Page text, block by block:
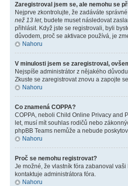
Zaregistroval jsem se, ale nemohu se
Nejprve zkontrolujte, že zadáváte
než 13 let, budete muset následovat
přihlásit. Když jste se registrovali, byli
důvodem, proč se aktivace používá, je
Nahoru
V minulosti jsem se zaregistroval,
Nejspíše administrátor z nějakého
Zkuste se zaregistrovat znovu a zapojte
Nahoru
Co znamená COPPA?
COPPA, neboli Child Online Privacy and
let, musí mít souhlas rodičů nebo
phpBB Teams nemůže a nebude
Nahoru
Proč se nemohu registrovat?
Je možné, že vlastník fóra zabanoval
kontaktuje administrátora fóra.
Nahoru